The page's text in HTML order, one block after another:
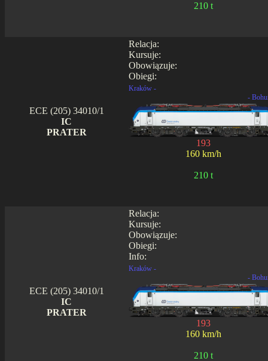
210 t
Relacja:
Kursuje:
Obowiązuje:
Obiegi:
ECE (205) 34010/1
IC
PRATER
Kraków -
-
193
160 km/h
210 t
Relacja:
Kursuje:
Obowiązuje:
Obiegi:
Info:
ECE (205) 34010/1
IC
PRATER
Kraków -
-
193
160 km/h
210 t